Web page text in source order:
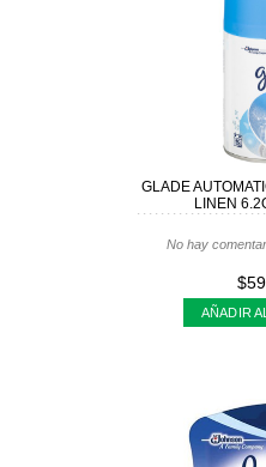
GLADE
LINEN
No hay
AÑADIR